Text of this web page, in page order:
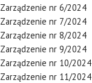
Zarządzenie nr 6/2024
Zarządzenie nr 7/2024
Zarządzenie nr 8/2024
Zarządzenie nr 9/2024
Zarządzenie nr 10/2024
Zarządzenie nr 11/2024